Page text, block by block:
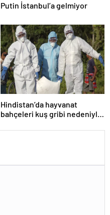
Putin İstanbul’a gelmiyor
Hindistan’da hayvanat
bahçeleri kuş gribi nedeniyle